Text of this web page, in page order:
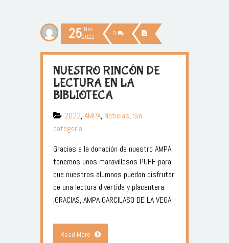
25 Nov
2022
0
NUESTRO RINCÓN DE
LECTURA EN LA
BIBLIOTECA
2022, AMPA, Noticias, Sin
categoría
Gracias a la donación de nuestro AMPA,
tenemos unos maravillosos PUFF para
que nuestros alumnos puedan disfrutar
de una lectura divertida y placentera.
¡GRACIAS, AMPA GARCILASO DE LA VEGA!
Read More